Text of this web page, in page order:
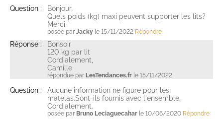
Question :
Bonjour,
Quels poids (kg) maxi peuvent supporter les lits?
Merci,
posée par Jacky le 15/11/2022 Répondre
Réponse :
Bonsoir
120 kg par lit
Cordialement,
Camille
répondue par LesTendances.fr le 15/11/2022
Question :
Aucune information ne figure pour les
matelas.Sont-ils fournis avec l'ensemble.
Cordialement.
posée par Bruno Leciaguecahar le 10/06/2020 Répondre